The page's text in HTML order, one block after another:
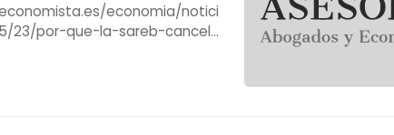
economia/notici
23/por-que-la-sareb-cancela-
la-subida-del-euribor-en-
de-tipos.html